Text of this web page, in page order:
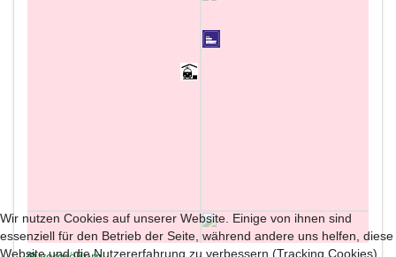
Wir nutzen Cookies auf unserer Website. Einige von ihnen sind
essenziell für den Betrieb der Seite, während andere uns helfen, diese
Website und die Nutzererfahrung zu verbessern (Tracking Cookies).